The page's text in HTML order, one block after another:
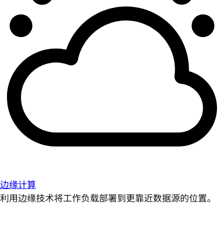
边缘计算
利用边缘技术将工作负载部署到更靠近数据源的位置。